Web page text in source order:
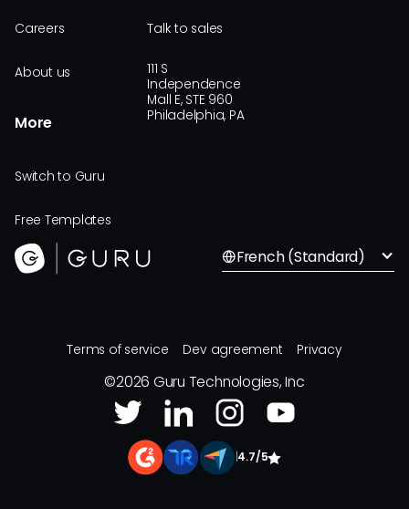
Careers
About us
More
Switch to Guru
Free Templates
Talk to sales
111 S
Independence
Mall E, STE 960
Philadelphia, PA
French (Standard)
Terms of service Dev agreement Privacy
©2026 Guru Technologies, Inc
4.7/5